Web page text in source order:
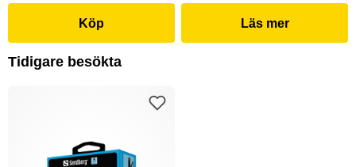
Köp Läs mer
Tidigare besökta